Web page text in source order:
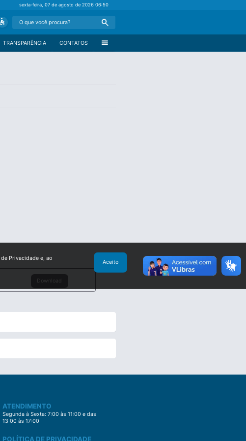
sexta-feira, 07 de agosto de 202606:50
Search
menu
CONTATOS
TRANSPARÊNCIA
Download
ATENDIMENTO
Segunda à Sexta: 7:00 às 11:00 e das
13:00 às 17:00
POLÍTICA DE PRIVACIDADE
Privacidade e, ao
Aceito